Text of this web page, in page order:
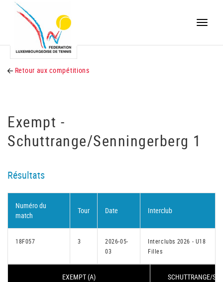
Toggle
Retour aux compétitions
Exempt -
Schuttrange/Senningerberg 1
Résultats
Numéro du
match
Tour Date Interclub
18F057 3
2026-05-
03
Interclubs 2026 - U18
Filles
EXEMPT (A) SCHUTTRANGE/